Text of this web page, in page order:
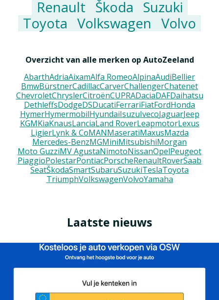
Renault Škoda
Suzuki
Toyota Volkswagen Volvo
Overzicht van alle merken op AutoZeeland
AbarthAdriaAixamAlfa RomeoAlpinaAudiBellier
BmwBürstnerCadillacCarverChallengerChatenet
ChevroletChryslerCitroënCUPRADaciaDAFDaihatsu
DethleffsDodgeDSDucatiFerrariFiatFordHonda
HymerHymermobilHyundaiIsuzuIvecoJaguarJeep
KGMKiaKnausLanciaLand RoverLeapmotorLexus
LigierLynk & CoMANMaseratiMaxusMazda
Mercedes-BenzMGMiniMitsubishiMorgan
Moto GuzziMV AgustaNimotoNissanOpelPeugeot
PiaggioPolestarPontiacPorscheRenaultRoverSaab
SeatŠkodaSmartSubaruSuzukiTeslaToyota
TriumphVolkswagenVolvoYamaha
Laatste nieuws